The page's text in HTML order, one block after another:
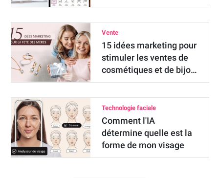
Vente
15 idées marketing pour
stimuler les ventes de
cosmétiques et de bijo…
Technologie faciale
Comment l'IA
détermine quelle est la
forme de mon visage